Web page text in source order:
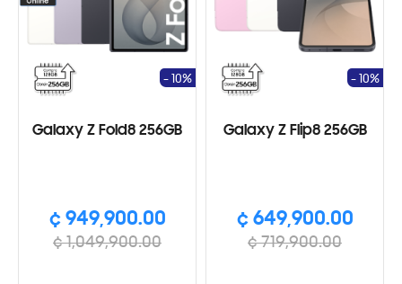
Galaxy Z Fold8 256GB
¢ 949,900.00
¢ 1,049,900.00
- 10%
Galaxy Z Flip8 256GB
¢ 649,900.00
¢ 719,900.00
- 10%